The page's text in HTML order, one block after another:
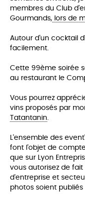
membres du Club
Gourmands, lors de
Autour d'un cocktail
facilement.
Cette 99ème soirée
au restaurant le
Vous pourrez
vins proposés par
Tatantanin.
L'ensemble des
font l'objet de
que sur Lyon
vous autorisez de
d'entreprise et
photos soient publiés